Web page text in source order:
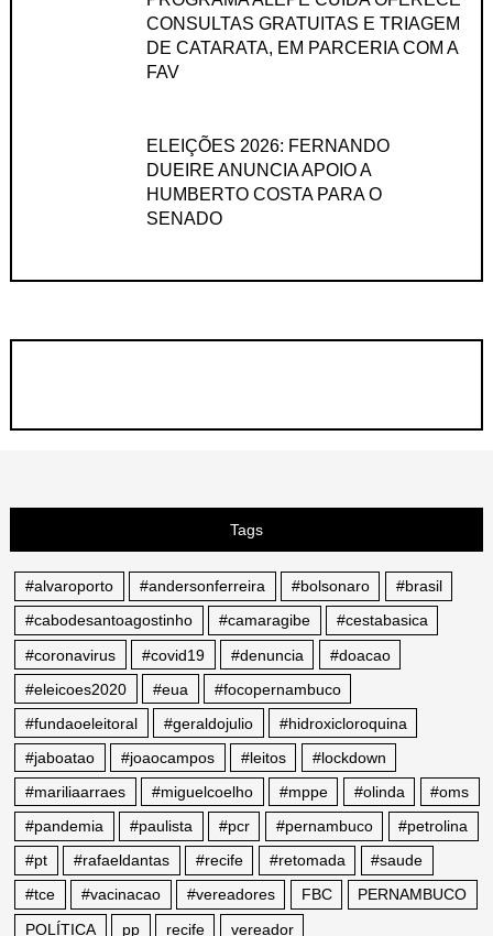
CONSULTAS GRATUITAS E TRIAGEM
DE CATARATA, EM PARCERIA COM A
FAV
ELEIÇÕES 2026: FERNANDO
DUEIRE ANUNCIA APOIO A
HUMBERTO COSTA PARA O
SENADO
Tags
#alvaroporto #andersonferreira #bolsonaro
#brasil
#cabodesantoagostinho
#camaragibe
#cestabasica
#coronavirus
#covid19 #denuncia
#doacao
#eleicoes2020
#eua
#focopernambuco
#fundaoeleitoral
#geraldojulio
#hidroxicloroquina
#jaboatao
#joaocampos #leitos
#lockdown
#mariliaarraes
#miguelcoelho #mppe #olinda
#oms
#pandemia
#paulista #pcr #pernambuco
#petrolina
#pt
#rafaeldantas #recife #retomada
#saude
#tce
#vacinacao #vereadores FBC
PERNAMBUCO
POLÍTICA
pp recife vereador